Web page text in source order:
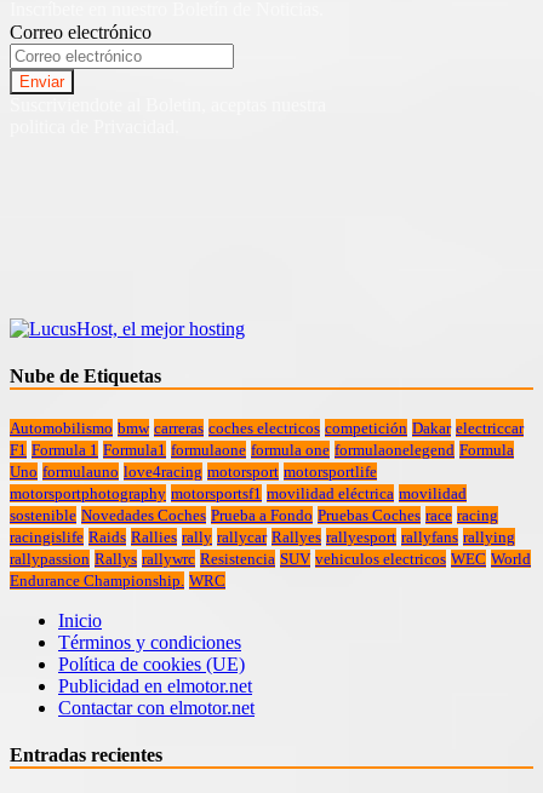
Correo electrónico
Nube de Etiquetas
Automobilismo bmw carreras coches electricos competición Dakar electriccar
F1 Formula 1 Formula1 formulaone formula one formulaonelegend Formula
Uno formulauno love4racing motorsport motorsportlife
motorsportphotography motorsportsf1 movilidad eléctrica movilidad
sostenible Novedades Coches Prueba a Fondo Pruebas Coches race racing
racingislife Raids Rallies rally rallycar Rallyes rallyesport rallyfans rallying
rallypassion Rallys rallywrc Resistencia SUV vehiculos electricos WEC World
Endurance Championship. WRC
Inicio
Términos y condiciones
Política de cookies (UE)
Publicidad en elmotor.net
Contactar con elmotor.net
Entradas recientes